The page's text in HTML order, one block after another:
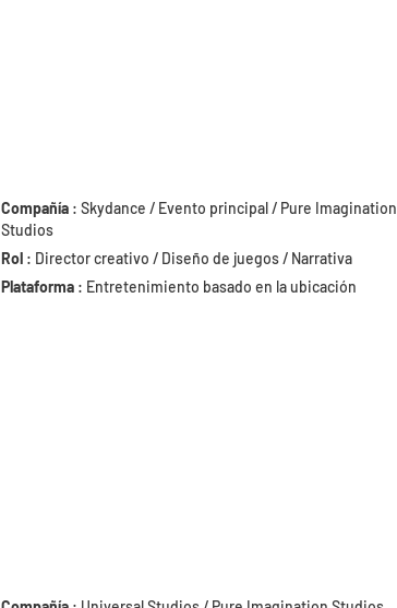
Compañía : Skydance / Evento principal / Pure Imagination
Studios
Rol : Director creativo / Diseño de juegos / Narrativa
Plataforma : Entretenimiento basado en la ubicación